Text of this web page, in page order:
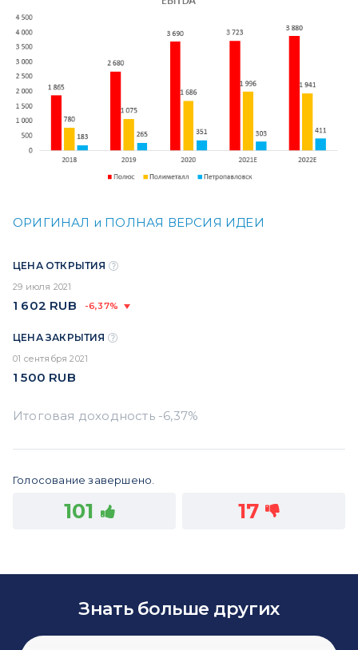
ОРИГИНАЛ и ПОЛНАЯ ВЕРСИЯ ИДЕИ
ЦЕНА ОТКРЫТИЯ
29 июля 2021
1 602 RUB -6,37%
ЦЕНА ЗАКРЫТИЯ
01 сентября 2021
1 500 RUB
Голосование завершено.
101 17
Знать больше других